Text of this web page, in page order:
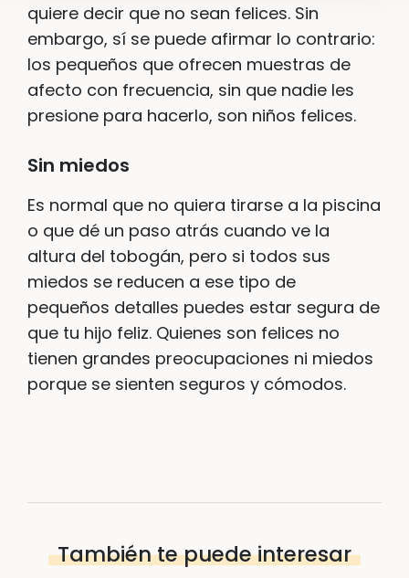
quiere decir que no sean felices. Sin
embargo, sí se puede afirmar lo contrario:
los pequeños que ofrecen muestras de
afecto con frecuencia, sin que nadie les
presione para hacerlo, son niños felices.
Sin miedos
Es normal que no quiera tirarse a la piscina
o que dé un paso atrás cuando ve la
altura del tobogán, pero si todos sus
miedos se reducen a ese tipo de
pequeños detalles puedes estar segura de
que tu hijo feliz. Quienes son felices no
tienen grandes preocupaciones ni miedos
porque se sienten seguros y cómodos.
También te puede interesar